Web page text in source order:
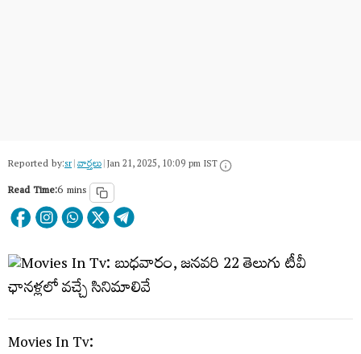
Reported by:sr|వార్త‌లు|Jan 21, 2025, 10:09 pm IST
Read Time:6 mins
Movies In Tv: